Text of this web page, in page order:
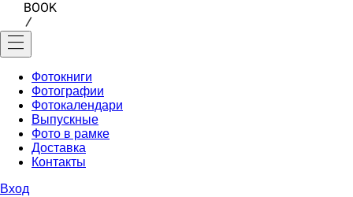
Фотокниги
Фотографии
Фотокалендари
Выпускные
Фото в рамке
Доставка
Контакты
Вход